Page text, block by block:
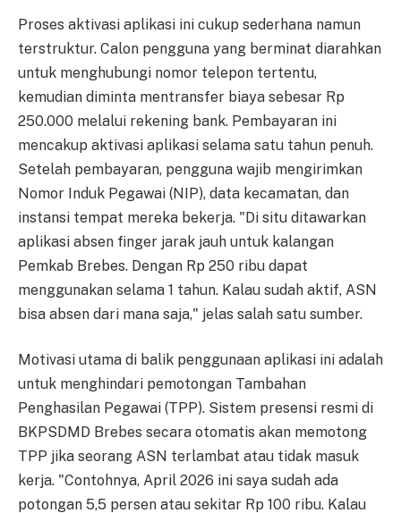
Proses aktivasi aplikasi ini cukup sederhana namun
terstruktur. Calon pengguna yang berminat diarahkan
untuk menghubungi nomor telepon tertentu,
kemudian diminta mentransfer biaya sebesar Rp
250.000 melalui rekening bank. Pembayaran ini
mencakup aktivasi aplikasi selama satu tahun penuh.
Setelah pembayaran, pengguna wajib mengirimkan
Nomor Induk Pegawai (NIP), data kecamatan, dan
instansi tempat mereka bekerja. "Di situ ditawarkan
aplikasi absen finger jarak jauh untuk kalangan
Pemkab Brebes. Dengan Rp 250 ribu dapat
menggunakan selama 1 tahun. Kalau sudah aktif, ASN
bisa absen dari mana saja," jelas salah satu sumber.
Motivasi utama di balik penggunaan aplikasi ini adalah
untuk menghindari pemotongan Tambahan
Penghasilan Pegawai (TPP). Sistem presensi resmi di
BKPSDMD Brebes secara otomatis akan memotong
TPP jika seorang ASN terlambat atau tidak masuk
kerja. "Contohnya, April 2026 ini saya sudah ada
potongan 5,5 persen atau sekitar Rp 100 ribu. Kalau